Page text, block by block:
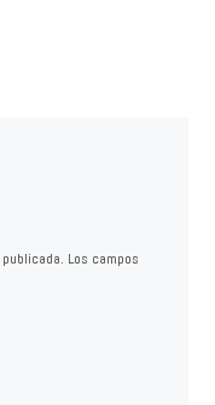
Los campos